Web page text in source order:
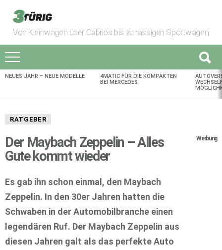
Von Kleinwagen über Cabrios bis zu rassigen Sportwagen
AKTUELLES
NEUES JAHR – NEUE MODELLE
4MATIC FÜR DIE KOMPAKTEN
BEI MERCEDES
RATGEBER
Der Maybach Zeppelin – Alles
Gute kommt wieder
Werbung
Es gab ihn schon einmal, den Maybach
Zeppelin. In den 30er Jahren hatten die
Schwaben in der Automobilbranche einen
legendären Ruf. Der Maybach Zeppelin aus
diesen Jahren galt als das perfekte Auto